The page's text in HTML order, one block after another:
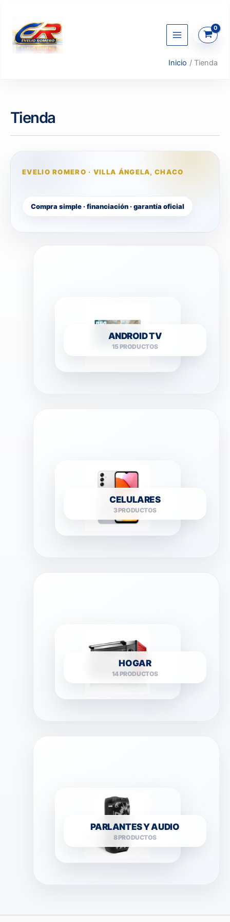
contenido
Inicio Tienda
Tienda
ANDROID TV
15 PRODUCTOS
CELULARES
3 PRODUCTOS
HOGAR
14 PRODUCTOS
PARLANTES Y AUDIO
8 PRODUCTOS